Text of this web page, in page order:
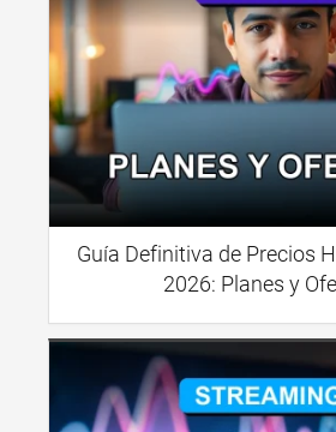
Guía Definitiva de Precios
2026: Planes y